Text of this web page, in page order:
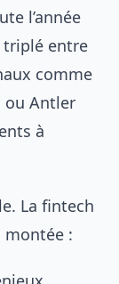
l’année
triplé entre
comme
ou Antler
à
La fintech
: